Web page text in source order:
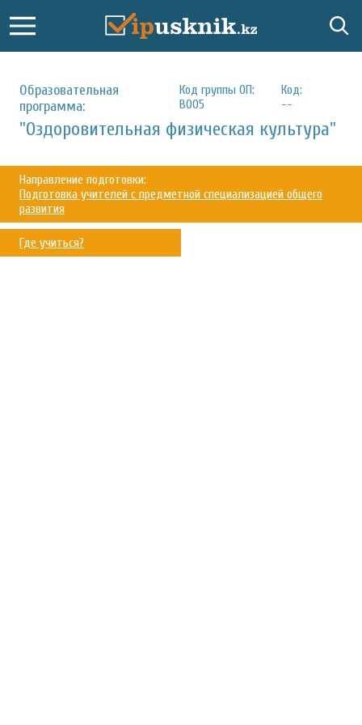
Образовательная
программа:
Код группы ОП:
В005
Код:
--
"Оздоровительная физическая культура"
Направление подготовки:
Подготовка учителей с предметной специализацией общего
развития
Где учиться?